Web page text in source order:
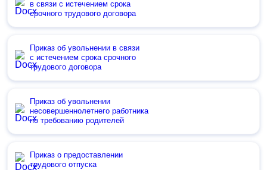
в связи с истечением срока
срочного трудового договора
Приказ об увольнении в связи
с истечением срока срочного
трудового договора
Приказ об увольнении
несовершеннолетнего работника
по требованию родителей
Приказ о предоставлении
трудового отпуска